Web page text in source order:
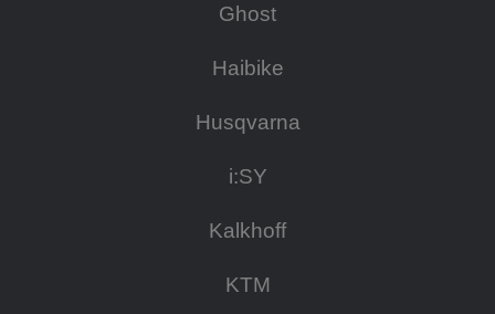
Ghost
Haibike
Husqvarna
i:SY
Kalkhoff
KTM